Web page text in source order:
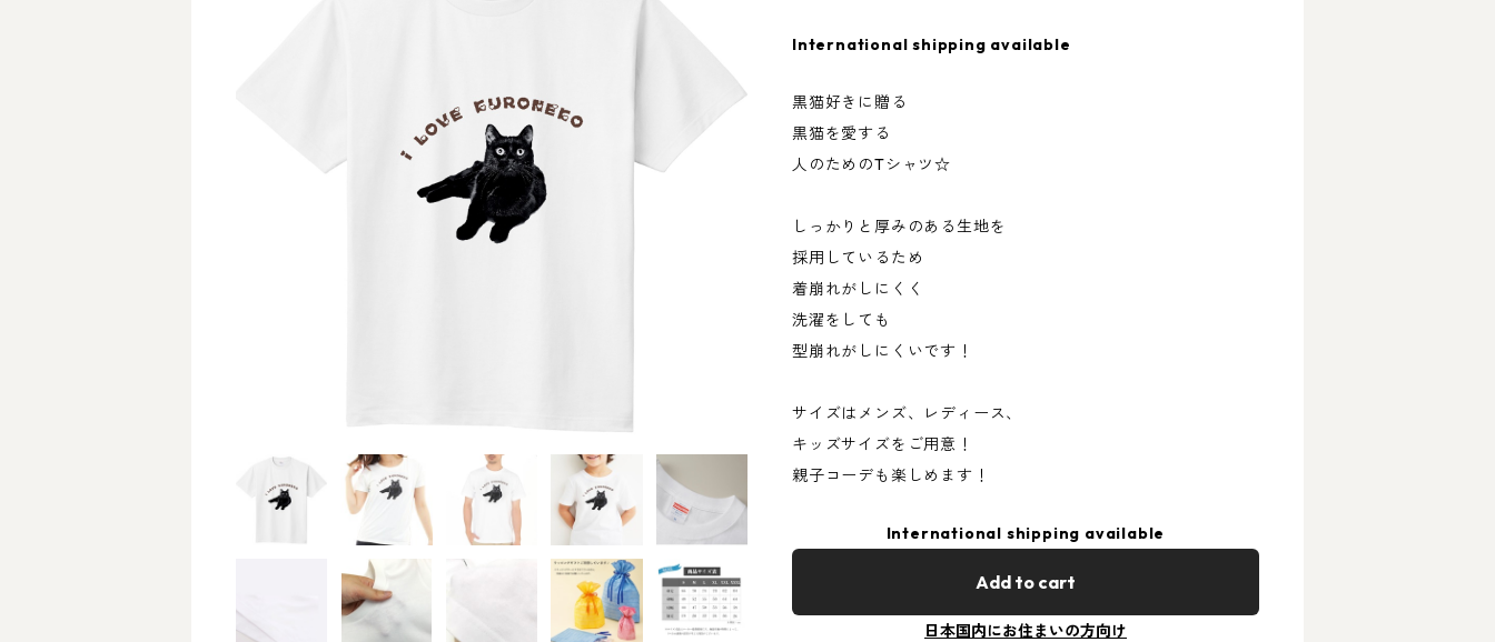
International shipping available
黒猫好きに贈る
黒猫を愛する
人のためのTシャツ☆
しっかりと厚みのある生地を
採用しているため
着崩れがしにくく
洗濯をしても
型崩れがしにくいです！
サイズはメンズ、レディース、
キッズサイズをご用意！
親子コーデも楽しめます！
International shipping available
Add to cart
日本国内にお住まいの方向け